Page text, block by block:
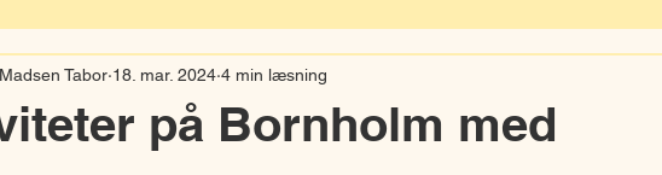
på Bornholm med
Tabor 18. mar. 2024 4 min læsning